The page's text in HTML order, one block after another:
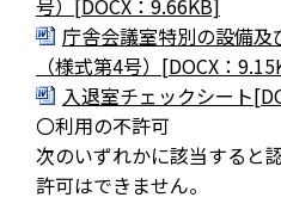
庁舎会議室特別の設備
（様式第4号）[DOCX：
入退室チェックシート
〇利用の不許可
次のいずれかに該当すると
許可はできません。